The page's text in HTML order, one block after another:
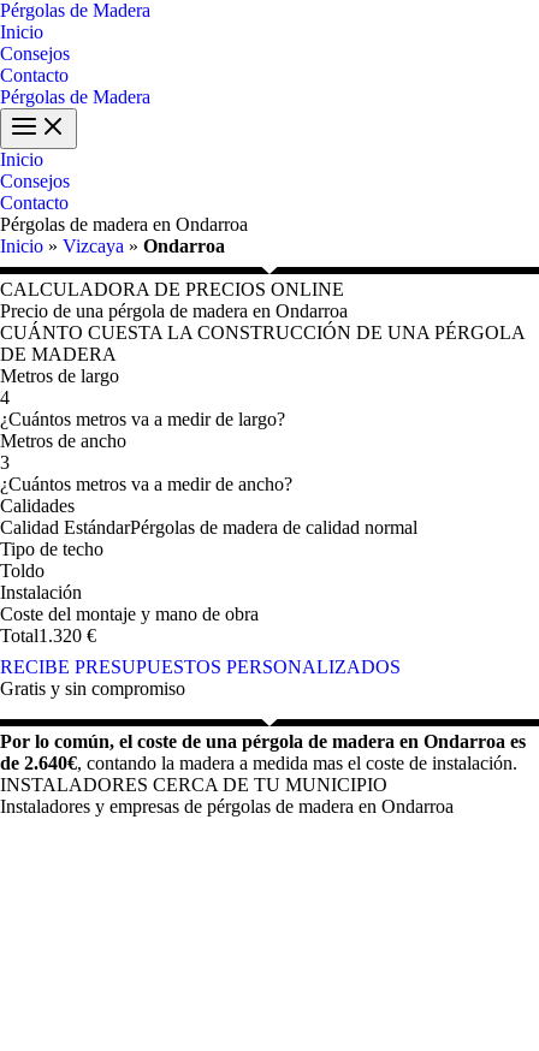
Ir
al
contenido
Pérgolas de Madera
Inicio
Consejos
Contacto
Pérgolas de Madera
Main
Inicio
Consejos
Contacto
Pérgolas de madera en Ondarroa
Inicio » Vizcaya » Ondarroa
CALCULADORA DE PRECIOS ONLINE
Precio de una pérgola de madera en Ondarroa
CUÁNTO CUESTA LA CONSTRUCCIÓN DE UNA PÉRGOLA
DE MADERA
Metros de largo
4
¿Cuántos metros va a medir de largo?
Metros de ancho
3
¿Cuántos metros va a medir de ancho?
Calidades
Calidad EstándarPérgolas de madera de calidad normal
Tipo de techo
Toldo
Instalación
Coste del montaje y mano de obra
Total1.320 €
RECIBE PRESUPUESTOS PERSONALIZADOS
Gratis y sin compromiso
Por lo común, el coste de una pérgola de madera en Ondarroa es
de 2.640€, contando la madera a medida mas el coste de instalación.
INSTALADORES CERCA DE TU MUNICIPIO
Instaladores y empresas de pérgolas de madera en Ondarroa